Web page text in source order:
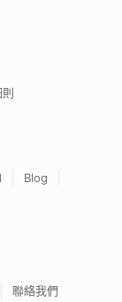
Blog
聯絡我們